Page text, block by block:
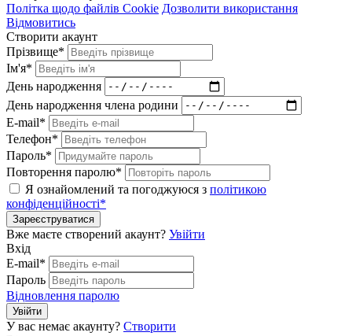
Політка щодо файлів Cookie Дозволити використання
Відмовитись
Створити акаунт
Прізвище*
Ім'я*
День народження
День народження члена родини
E-mail*
Телефон*
Пароль*
Повторення паролю*
Я ознайомлений та погоджуюся з політикою
конфіденційності*
Зареєструватися
Вже маєте створений акаунт? Увійти
Вхід
E-mail*
Пароль
Відновлення паролю
Увійти
У вас немає акаунту? Створити